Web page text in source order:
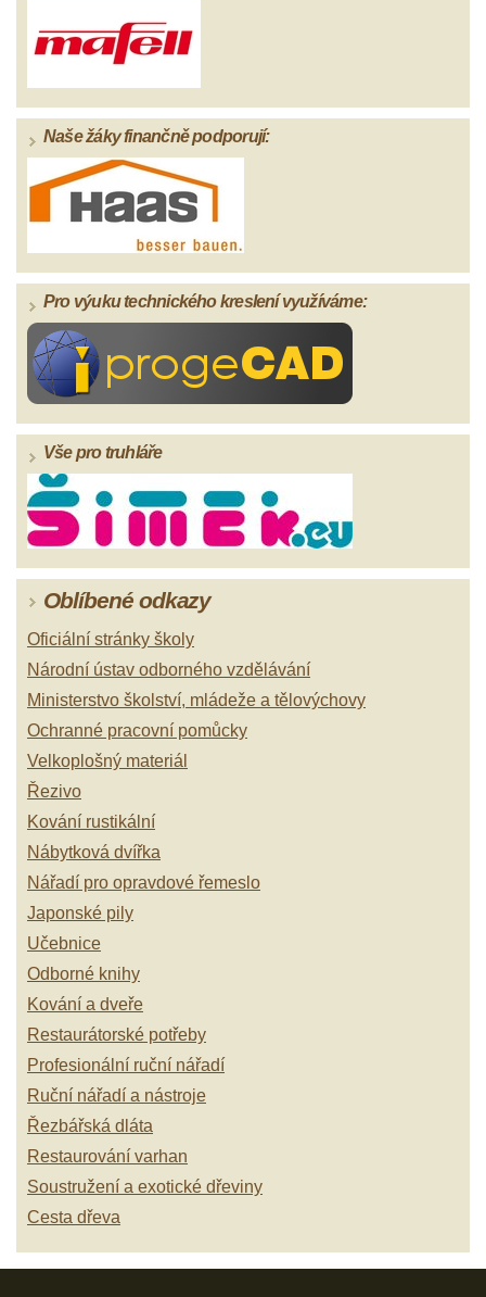
Naše žáky finančně podporují:
Pro výuku technického kreslení využíváme:
Vše pro truhláře
Oblíbené odkazy
Oficiální stránky školy
Národní ústav odborného vzdělávání
Ministerstvo školství, mládeže a tělovýchovy
Ochranné pracovní pomůcky
Velkoplošný materiál
Řezivo
Kování rustikální
Nábytková dvířka
Nářadí pro opravdové řemeslo
Japonské pily
Učebnice
Odborné knihy
Kování a dveře
Restaurátorské potřeby
Profesionální ruční nářadí
Ruční nářadí a nástroje
Řezbářská dláta
Restaurování varhan
Soustružení a exotické dřeviny
Cesta dřeva